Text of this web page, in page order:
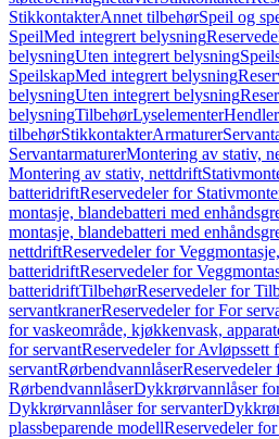
StikkontakterAnnet tilbehørSpeil og
SpeilMed integrert belysning
belysningUten integrert belysning
SpeilskapMed integrert belysning
belysningUten integrert belysning
belysningTilbehørLyselementerHendler
tilbehørStikkontakterArmaturer
ServantarmaturerMontering av stativ,
Montering av stativ, nettdrift
batteridriftReservedeler for
montasje, blandebatteri med
montasje, blandebatteri med
nettdriftReservedeler for
batteridriftReservedeler for
batteridriftTilbehørReservedeler for
servantkranerReservedeler for For
for vaskeområde, kjøkkenvask,
for servantReservedeler for Avløpssett
servantRørbendvannlåserReservedeler
RørbendvannlåserDykkrørvannlåser
Dykkrørvannlåser for servanter
plassbeparende modellReservedeler